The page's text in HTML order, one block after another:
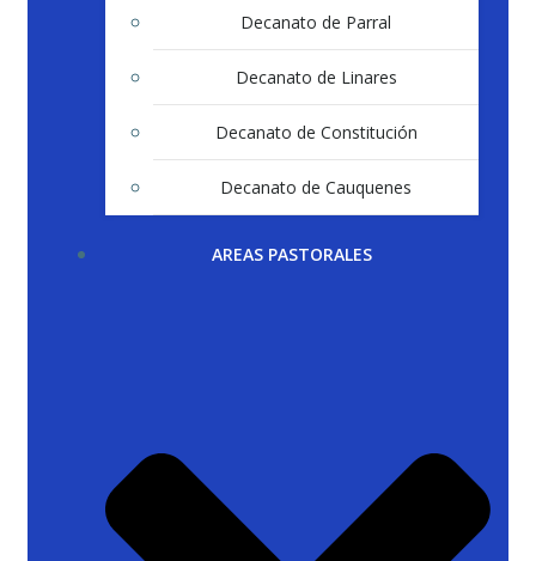
Decanato de Parral
Decanato de Linares
Decanato de Constitución
Decanato de Cauquenes
AREAS PASTORALES